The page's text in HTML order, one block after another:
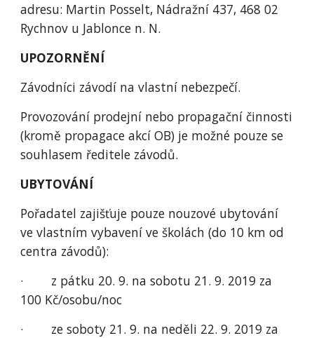
adresu: Martin Posselt, Nádražní 437, 468 02
Rychnov u Jablonce n. N.
UPOZORNĚNÍ
Závodníci závodí na vlastní nebezpečí.
Provozování prodejní nebo propagační činnosti
(kromě propagace akcí OB) je možné pouze se
souhlasem ředitele závodů.
UBYTOVÁNÍ
Pořadatel zajišťuje pouze nouzové ubytování
ve vlastním vybavení ve školách (do 10 km od
centra závodů):
·        z pátku 20. 9. na sobotu 21. 9. 2019 za
100 Kč/osobu/noc
·        ze soboty 21. 9. na neděli 22. 9. 2019 za